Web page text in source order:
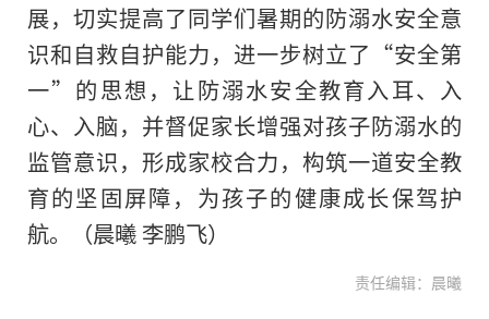
展，切实提高了同学们暑期的防溺水安全意
识和自救自护能力，进一步树立了“安全第
一”的思想，让防溺水安全教育入耳、入
心、入脑，并督促家长增强对孩子防溺水的
监管意识，形成家校合力，构筑一道安全教
育的坚固屏障，为孩子的健康成长保驾护
航。（晨曦 李鹏飞）
责任编辑：晨曦